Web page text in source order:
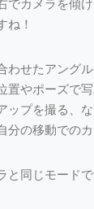
でカメラを傾
ね！
わせたアング
置やポーズで
ップを撮る、
分の移動での
と同じモードで